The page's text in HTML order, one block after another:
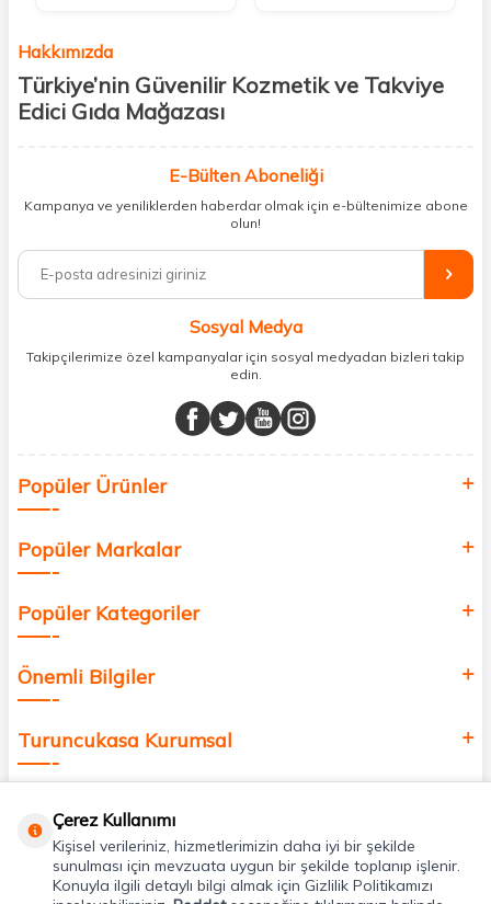
Hakkımızda
Türkiye’nin Güvenilir Kozmetik ve Takviye
Edici Gıda Mağazası
kişisel bakım hem de takviye edici gıda ürünlerini sizlerle
buluşturuyoruz. Artık mağaza mağaza dolaşmanıza gerek yok;
ihtiyacınız olan her şeyi tek bir çatı altında topluyor ve kapınıza kadar
%100 orijinal kozmetik ve sağlık ürünleriyle güzelliğinizi tamamlayabilir,
vücudunuzu desteklemek için güvenilir takviye edici gıdalara
minerallere kadar binlerce ürünü uygun fiyat ve hızlı kargo avantajıyla
sunuyoruz.
buluşturuyor ve online alışveriş deneyiminizi en iyi hale getiriyoruz.
Sağlık, güzellik ve iyi yaşam için aradığınız her şey burada!
değer katmak için bize katılın!
E-Bülten Aboneliği
Kampanya ve yeniliklerden haberdar olmak için e-bültenimize abone
olun!
Sosyal Medya
Takipçilerimize özel kampanyalar için sosyal medyadan bizleri takip
edin.
Popüler Ürünler
Popüler Markalar
Popüler Kategoriler
Önemli Bilgiler
Turuncukasa Kurumsal
Uygulamalarımız
Çerez Kullanımı
Kişisel verileriniz, hizmetlerimizin daha iyi bir şekilde
sunulması için mevzuata uygun bir şekilde toplanıp işlenir.
Konuyla ilgili detaylı bilgi almak için Gizlilik Politikamızı